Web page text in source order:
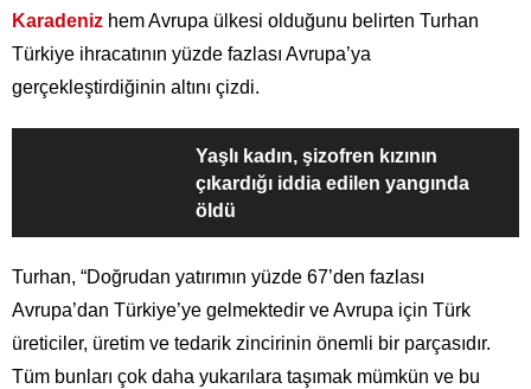
Karadeniz hem Avrupa ülkesi olduğunu belirten Turhan
Türkiye ihracatının yüzde fazlası Avrupa’ya
gerçekleştirdiğinin altını çizdi.
Yaşlı kadın, şizofren kızının
çıkardığı iddia edilen yangında
öldü
Turhan, “Doğrudan yatırımın yüzde 67’den fazlası
Avrupa’dan Türkiye’ye gelmektedir ve Avrupa için Türk
üreticiler, üretim ve tedarik zincirinin önemli bir parçasıdır.
Tüm bunları çok daha yukarılara taşımak mümkün ve bu